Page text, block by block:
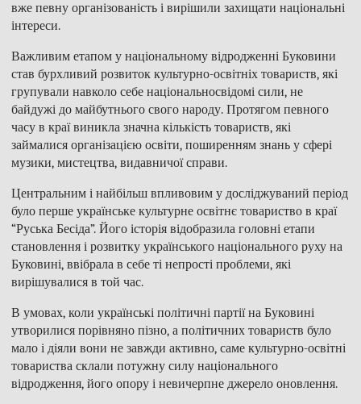
вже певну організованість і вирішили захищати національні
інтереси.
Важливим етапом у національному відродженні Буковини
став бурхливий розвиток культурно-освітніх товариств, які
групували навколо себе національносвідомі сили, не
байдужі до майбутнього свого народу. Протягом певного
часу в краї виникла значна кількість товариств, які
займалися організацією освіти, поширенням знань у сфері
музики, мистецтва, видавничої справи.
Центральним і найбільш впливовим у досліджуваний період
було перше українське культурне освітнє товариство в краї
“Руська Бесіда”. Його історія відобразила головні етапи
становлення і розвитку українського національного руху на
Буковині, ввібрала в себе ті непрості проблеми, які
вирішувалися в той час.
В умовах, коли українські політичні партії на Буковині
утворилися порівняно пізно, а політичних товариств було
мало і діяли вони не завжди активно, саме культурно-освітні
товариства склали потужну силу національного
відродження, його опору і невичерпне джерело оновлення.